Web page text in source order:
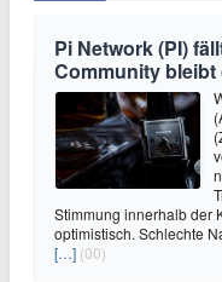
Pi Network (PI)
Community
Stimmung innerhalb der
optimistisch. Schlechte
[…] (00)